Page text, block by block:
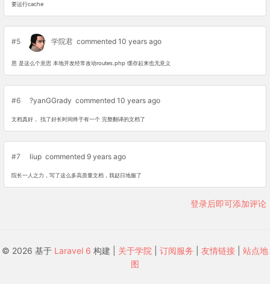
要运行cache
#5 学院君 commented 10 years ago
恩 是这么个意思 本地开发经常改动routes.php 缓存起来也无意义
#6 ?yanGGrady commented 10 years ago
文档真好， 找了好长时间终于有一个 完整翻译的文档了
#7 liup commented 9 years ago
院长一人之力，写了这么多高质量文档，我赵日地服了
登录后即可添加评论
© 2026 基于 Laravel 6 构建 | 关于学院 订阅服务 友情链接
站点地
图